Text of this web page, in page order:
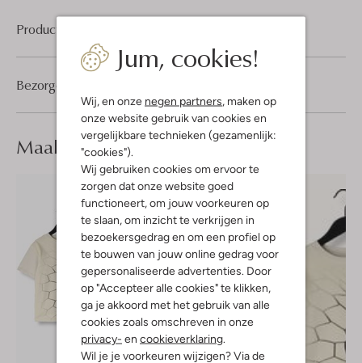
Jum, cookies!
Wij, en onze negen partners, maken op
onze website gebruik van cookies en
vergelijkbare technieken (gezamenlijk:
"cookies").
Wij gebruiken cookies om ervoor te
zorgen dat onze website goed
functioneert, om jouw voorkeuren op
te slaan, om inzicht te verkrijgen in
bezoekersgedrag en om een profiel op
te bouwen van jouw online gedrag voor
gepersonaliseerde advertenties. Door
op "Accepteer alle cookies" te klikken,
ga je akkoord met het gebruik van alle
cookies zoals omschreven in onze
privacy- en cookieverklaring.
Wil je je voorkeuren wijzigen? Via de
Product informatie
Bezorgen & retourneren
Maak jelook compleet